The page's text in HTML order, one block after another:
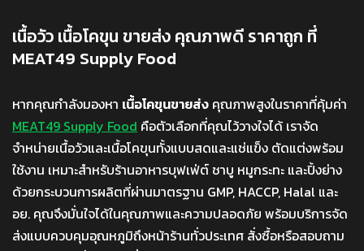
เนื้อวัว เนื้อโคขุน ขายส่ง คุณภาพดี ราคาถูก ที่
MEAT49 Supply Food
หากคุณกำลังมองหา เนื้อโคขุนขายส่ง คุณภาพสูงในราคาที่คุ้มค่า
MEAT49 Supply Food คือตัวเลือกที่คุณไว้วางใจได้ เราจัด
จำหน่ายเนื้อวัวและเนื้อโคขุนทั้งแบบสดและแช่แข็ง ตัดแต่งพร้อม
ใช้งาน เหมาะสำหรับร้านอาหารบุฟเฟ่ต์ ชาบู หมูกระทะ และปิ้งย่าง
ด้วยกระบวนการผลิตที่ผ่านมาตรฐาน GMP, HACCP, Halal และ
อย. คุณจึงมั่นใจได้ในคุณภาพและความปลอดภัย พร้อมบริการจัด
ส่งแบบควบคุมอุณหภูมิถึงหน้าร้านทั่วประเทศ สั่งซื้อหรือสอบถาม